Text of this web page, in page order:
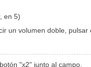
en 5)
un volumen doble, pulsar
"x2" junto al campo.